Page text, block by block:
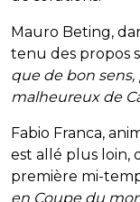
Mauro Beting,
tenu des propos
que de bon
malheureux de
Fabio Franca,
est allé plus loin,
première mi-
en Coupe du